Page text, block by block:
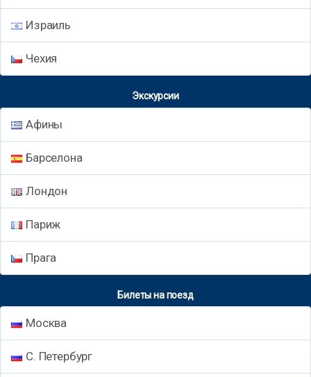
Израиль
Чехия
Экскурсии
Афины
Барселона
Лондон
Париж
Прага
Билеты на поезд
Москва
С. Петербург